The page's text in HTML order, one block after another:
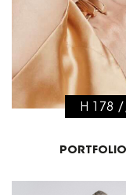
H 178
PORTFOLIO